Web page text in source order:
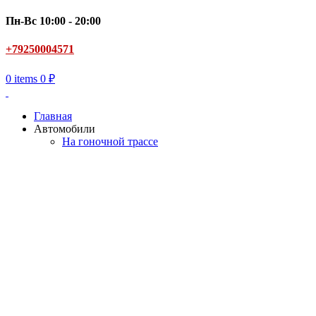
Пн-Вс 10:00 - 20:00
+79250004571
0 items 0 ₽
Главная
Автомобили
На гоночной трассе